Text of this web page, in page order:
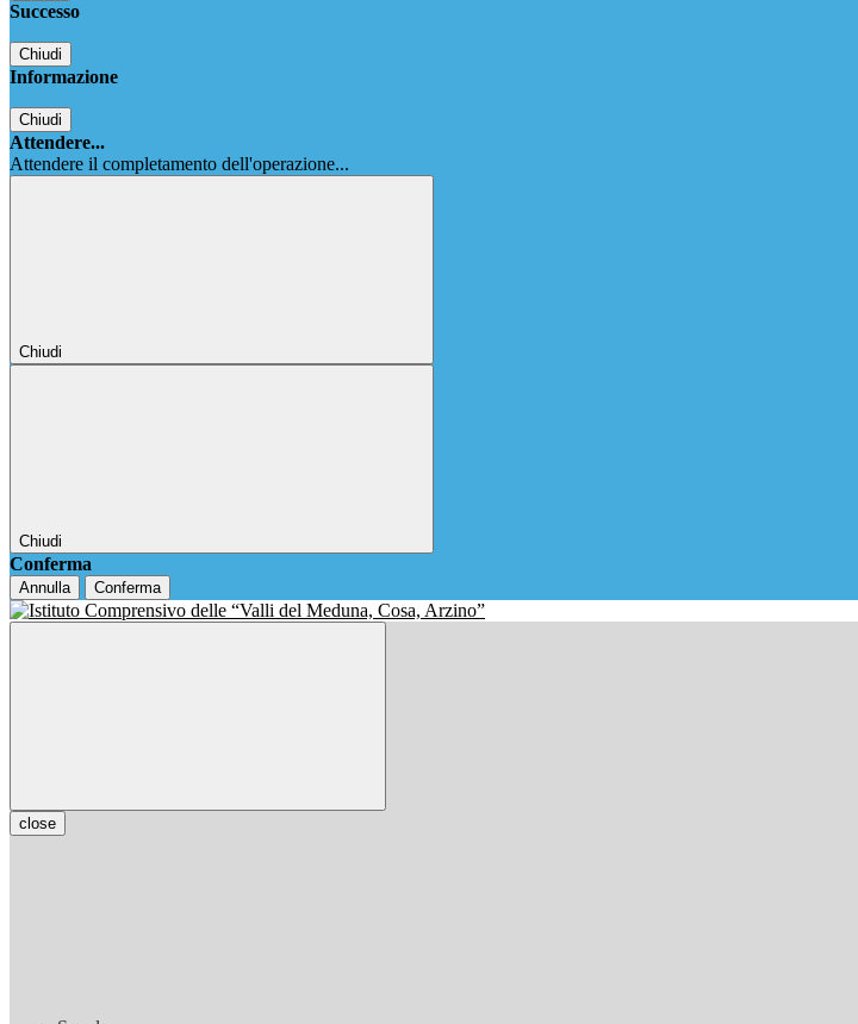
Successo
Chiudi
Informazione
Chiudi
Attendere...
Attendere il completamento dell'operazione...
Chiudi
Chiudi
Conferma
Annulla Conferma
close